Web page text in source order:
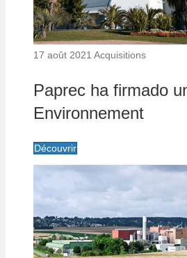
17 août 2021 Acquisitions
Paprec ha firmado
Environnement
Découvrir